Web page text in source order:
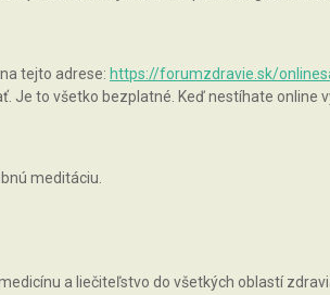
tejto adrese: https://forumzdravie.sk/
to všetko bezplatné. Keď nestíhate online
meditáciu.
a liečiteľstvo do všetkých oblastí